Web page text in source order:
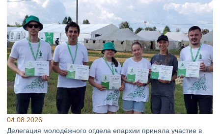
04.08.2026
Делегация молодёжного отдела епархии приняла участие в